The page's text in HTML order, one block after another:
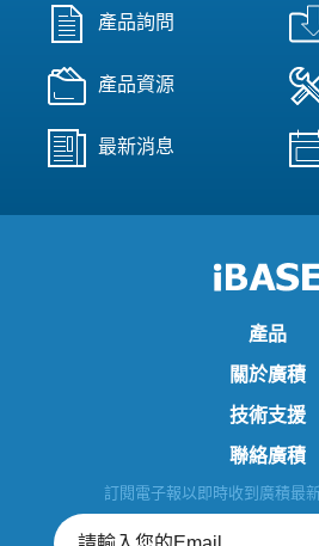
產品詢問
產品資源
最新消息
產品
關於廣積
技術支援
聯絡廣積
訂閱電子報以即時收到廣積最